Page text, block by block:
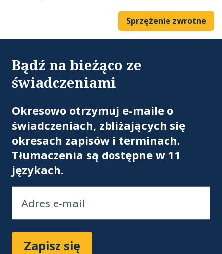
Sprzężenie zwrotne
Bądź na bieżąco ze
świadczeniami
Okresowo otrzymuj e-maile o
świadczeniach, zbliżających się
okresach zapisów i terminach.
Tłumaczenia są dostępne w 11
językach.
Zapisz się